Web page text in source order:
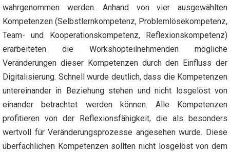
wahrgenommen werden. Anhand von vier ausgewählten
Kompetenzen (Selbstlernkompetenz, Problemlösekompetenz,
Team- und Kooperationskompetenz, Reflexionskompetenz)
erarbeiteten die Workshopteilnehmenden mögliche
Veränderungen dieser Kompetenzen durch den Einfluss der
Digitalisierung. Schnell wurde deutlich, dass die Kompetenzen
untereinander in Beziehung stehen und nicht losgelöst von
einander betrachtet werden können. Alle Kompetenzen
profitieren von der Reflexionsfähigkeit, die als besonders
wertvoll für Veränderungsprozesse angesehen wurde. Diese
überfachlichen Kompetenzen sollten nicht losgelöst von dem